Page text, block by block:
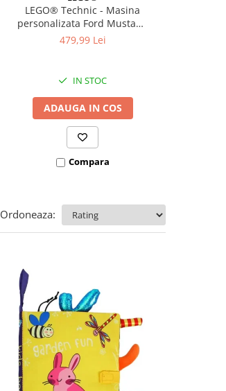
LEGO® Technic - Masina
personalizata Ford Mustang
GT (42236), 973 piese
479,99 Lei
IN STOC
ADAUGA IN COS
Compara
Ordoneaza: